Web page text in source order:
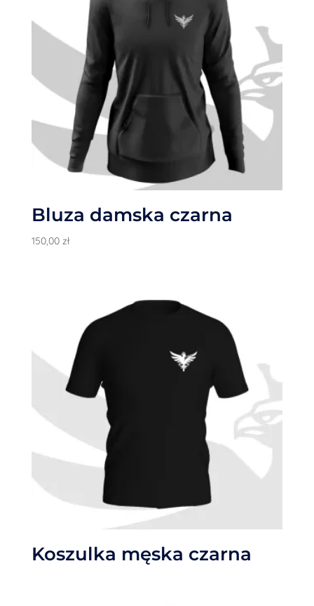
Bluza damska czarna
150,00 zł
Koszulka męska czarna